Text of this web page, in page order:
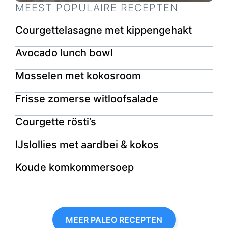
MEEST POPULAIRE RECEPTEN
Courgettelasagne met kippengehakt
Avocado lunch bowl
Mosselen met kokosroom
Frisse zomerse witloofsalade
Courgette rösti’s
IJslollies met aardbei & kokos
Koude komkommersoep
MEER PALEO RECEPTEN